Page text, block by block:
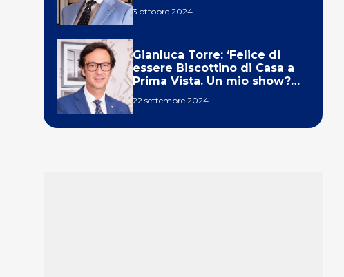
3 ottobre 2024
Gianluca Torre: ‘Felice di
essere Biscottino di Casa a
Prima Vista. Un mio show?
22 settembre 2024